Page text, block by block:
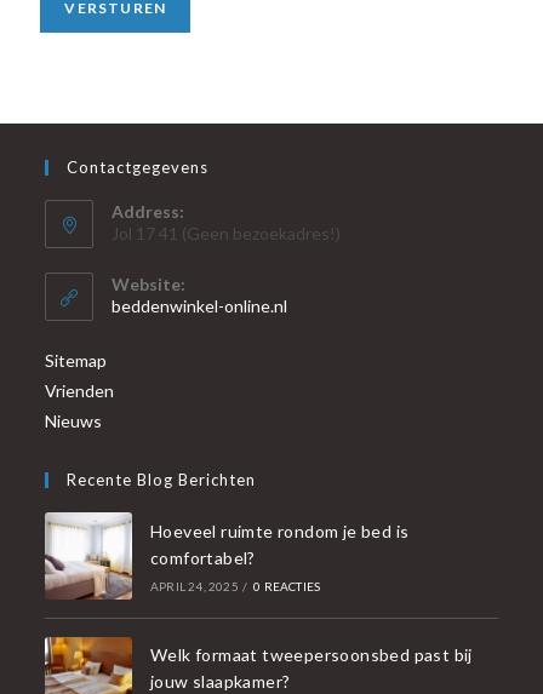
VERSTUREN
Contactgegevens
Address:
Jol 17 41 (Geen bezoekadres!)
Website:
beddenwinkel-online.nl
Sitemap
Vrienden
Nieuws
Recente Blog Berichten
Hoeveel ruimte rondom je bed is
comfortabel?
APRIL 24, 2025 / 0 REACTIES
Welk formaat tweepersoonsbed past bij
jouw slaapkamer?